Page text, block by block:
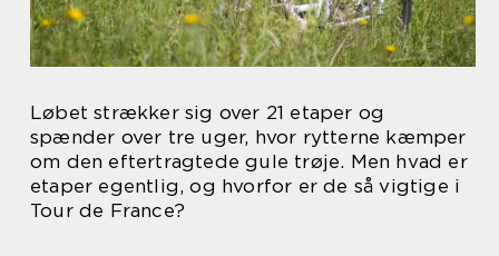
Løbet strækker sig over 21 etaper og
spænder over tre uger, hvor rytterne kæmper
om den eftertragtede gule trøje. Men hvad er
etaper egentlig, og hvorfor er de så vigtige i
Tour de France?